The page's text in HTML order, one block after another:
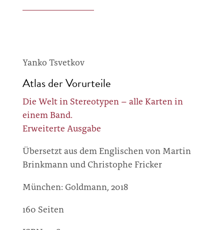
Yanko Tsvetkov
Atlas der Vorurteile
Die Welt in Stereotypen – alle Karten in
einem Band.
Erweiterte Ausgabe
Übersetzt aus dem Englischen von Martin
Brinkmann und Christophe Fricker
München: Goldmann, 2018
160 Seiten